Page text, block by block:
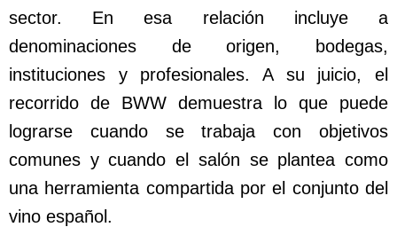
sector. En esa relación incluye a
denominaciones de origen, bodegas,
instituciones y profesionales. A su juicio, el
recorrido de BWW demuestra lo que puede
lograrse cuando se trabaja con objetivos
comunes y cuando el salón se plantea como
una herramienta compartida por el conjunto del
vino español.